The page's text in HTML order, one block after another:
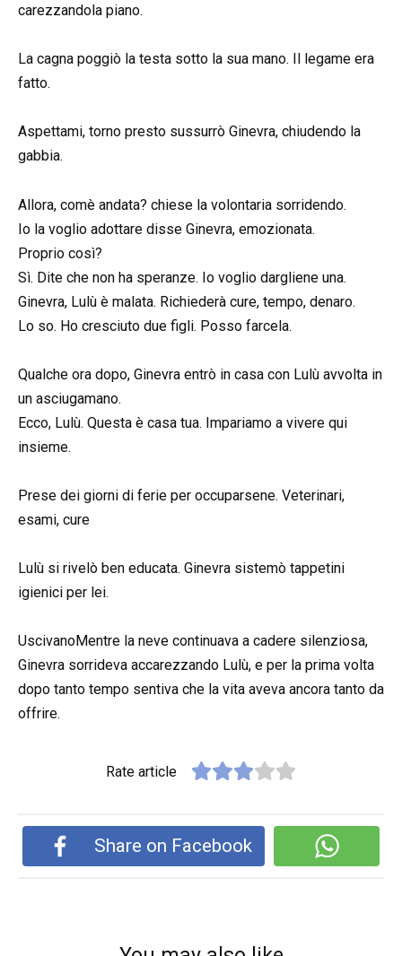
carezzandola piano.
La cagna poggiò la testa sotto la sua mano. Il legame era
fatto.
Aspettami, torno presto sussurrò Ginevra, chiudendo la
gabbia.
Allora, comè andata? chiese la volontaria sorridendo.
Io la voglio adottare disse Ginevra, emozionata.
Proprio così?
Sì. Dite che non ha speranze. Io voglio dargliene una.
Ginevra, Lulù è malata. Richiederà cure, tempo, denaro.
Lo so. Ho cresciuto due figli. Posso farcela.
Qualche ora dopo, Ginevra entrò in casa con Lulù avvolta in
un asciugamano.
Ecco, Lulù. Questa è casa tua. Impariamo a vivere qui
insieme.
Prese dei giorni di ferie per occuparsene. Veterinari,
esami, cure
Lulù si rivelò ben educata. Ginevra sistemò tappetini
igienici per lei.
UscivanoMentre la neve continuava a cadere silenziosa,
Ginevra sorrideva accarezzando Lulù, e per la prima volta
dopo tanto tempo sentiva che la vita aveva ancora tanto da
offrire.
Rate article
Share on Facebook